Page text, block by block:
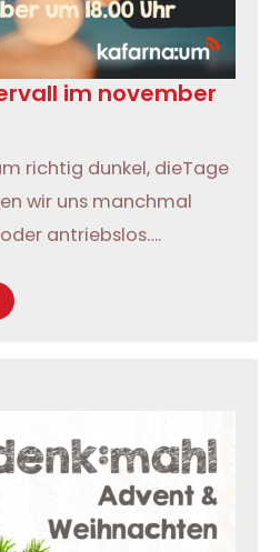
im november
richtig dunkel, dieTage
wir uns manchmal
antriebslos….